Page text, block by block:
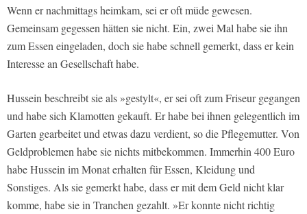
Wenn er nachmittags heimkam, sei er oft müde gewesen.
Gemeinsam gegessen hätten sie nicht. Ein, zwei Mal habe sie ihn
zum Essen eingeladen, doch sie habe schnell gemerkt, dass er kein
Interesse an Gesellschaft habe.
Hussein beschreibt sie als »gestylt«, er sei oft zum Friseur gegangen
und habe sich Klamotten gekauft. Er habe bei ihnen gelegentlich im
Garten gearbeitet und etwas dazu verdient, so die Pflegemutter. Von
Geldproblemen habe sie nichts mitbekommen. Immerhin 400 Euro
habe Hussein im Monat erhalten für Essen, Kleidung und
Sonstiges. Als sie gemerkt habe, dass er mit dem Geld nicht klar
komme, habe sie in Tranchen gezahlt. »Er konnte nicht richtig